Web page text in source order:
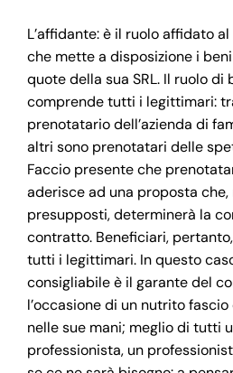
L’affidante: è il ruolo affidato
che mette a disposizione i
quote della sua SRL. Il ruolo di
comprende tutti i legittimari:
prenotatario dell’azienda di
altri sono prenotatari delle
Faccio presente che
aderisce ad una proposta
presupposti, determinerà la
contratto. Beneficiari,
tutti i legittimari. In questo
consigliabile è il garante del
l’occasione di un nutrito
nelle sue mani; meglio di tutti
professionista, un